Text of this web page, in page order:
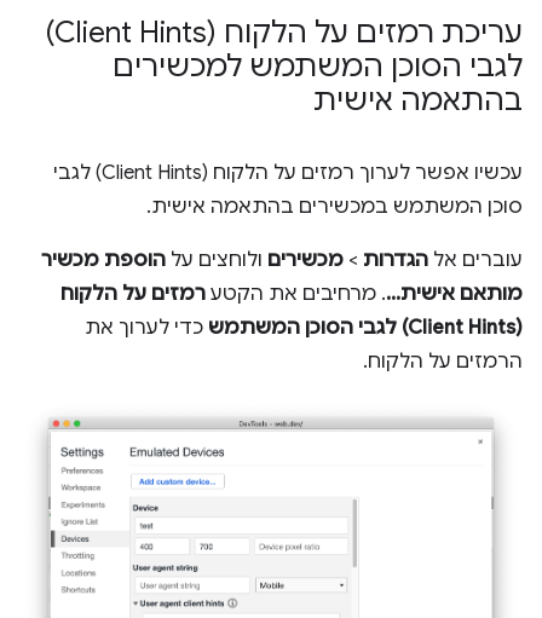
עריכת רמזים על הלקוח (Client Hints)
לגבי הסוכן המשתמש למכשירים
בהתאמה אישית
עכשיו אפשר לערוך רמזים על הלקוח (Client Hints) לגבי
סוכן המשתמש במכשירים בהתאמה אישית.
עוברים אל הגדרות > מכשירים ולוחצים על הוספת מכשיר
מותאם אישית.... מרחיבים את הקטע רמזים על הלקוח
(Client Hints) לגבי הסוכן המשתמש
כדי לערוך את
הרמזים על הלקוח.